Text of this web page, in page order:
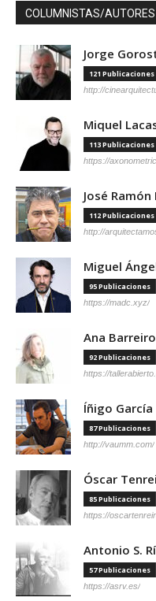
COLUMNISTAS/
Jorge
121 Publicaciones
http://
Miquel
113 Publicaciones
https://
José
112 Publicaciones
http://
Miguel
95 Publicaciones
https://madc.xyz/
Ana
92 Publicaciones
https://
Íñigo
87 Publicaciones
http://vaumm.com/
Óscar
85 Publicaciones
https://
Antonio S.
57 Publicaciones
https://asrv.es/